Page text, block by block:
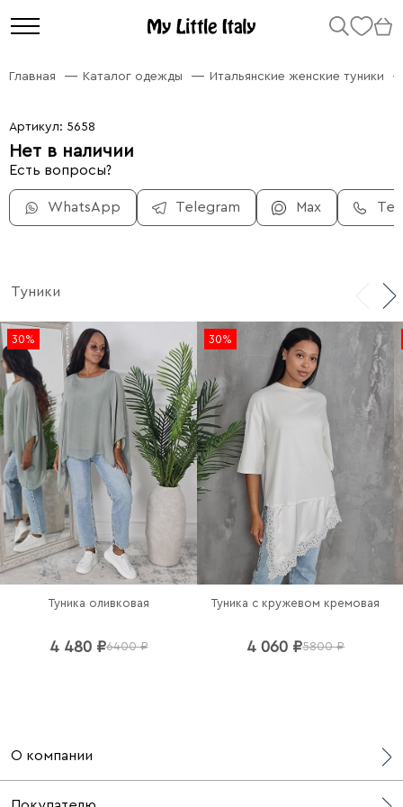
Главная Каталог одежды Итальянские женские туники
Артикул: 5658
Нет в наличии
Есть вопросы?
WhatsApp Telegram Max
Туники
30%
Туника оливковая
4 480 ₽6400 ₽
30%
Туника с кружевом кремовая
4 060 ₽5800 ₽
О компании